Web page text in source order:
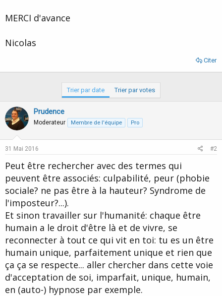
MERCI d'avance
Nicolas
Citer
Trier par date Trier par votes
Prudence
Moderateur Membre de l'équipe Pro
31 Mai 2016 #2
Peut être rechercher avec des termes qui
peuvent être associés: culpabilité, peur (phobie
sociale? ne pas être à la hauteur? Syndrome de
l'imposteur?...).
Et sinon travailler sur l'humanité: chaque être
humain a le droit d'être là et de vivre, se
reconnecter à tout ce qui vit en toi: tu es un être
humain unique, parfaitement unique et rien que
ça ça se respecte... aller chercher dans cette voie
d'acceptation de soi, imparfait, unique, humain,
en (auto-) hypnose par exemple.